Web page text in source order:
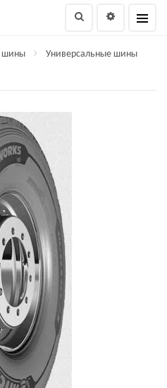
шины
Универсальные шины